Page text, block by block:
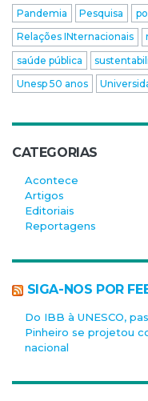
Pandemia
Pesquisa
Relações INternacionais
saúde pública
Unesp 50 anos
CATEGORIAS
Acontece
Artigos
Editoriais
Reportagens
SIGA-NOS POR
Do IBB à UNESCO,
Pinheiro se projetou
nacional